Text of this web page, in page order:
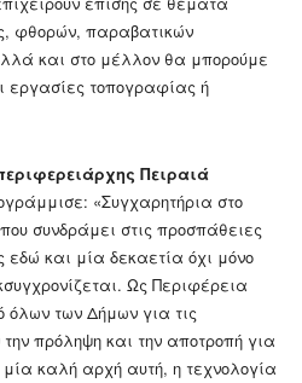
φθορών, παραβατικών
και στο μέλλον θα μπορούμε
εργασίες τοπογραφίας ή
Πειραιά
«Συγχαρητήρια στο
συνδράμει στις προσπάθειες
εδώ και μία δεκαετία όχι μόνο
Ως Περιφέρεια
όλων των Δήμων για τις
πρόληψη και την αποτροπή για
καλή αρχή αυτή, η τεχνολογία